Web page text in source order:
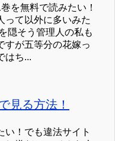
を無料で読みたい！
って以外に多いみた
隠そう管理人の私も
すが五等分の花嫁っ
はち...
見る方法！
い！でも違法サイト